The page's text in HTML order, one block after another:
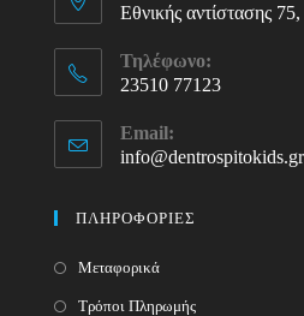
Εθνικής αντίστασης
Τηλέφωνο:
23510 77123
in
your
Email:
info@dentrospitokids.gr
ΠΛΗΡΟΦΟΡΙΕΣ
Μεταφορικά
Τρόποι Πληρωμής